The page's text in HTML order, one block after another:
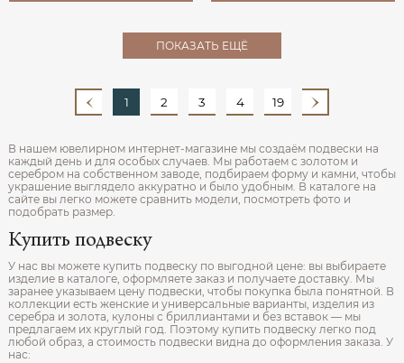
ПОКАЗАТЬ ЕЩЁ
1 2 3 4 19
В нашем ювелирном интернет‑магазине мы создаём подвески на
каждый день и для особых случаев. Мы работаем с золотом и
серебром на собственном заводе, подбираем форму и камни, чтобы
украшение выглядело аккуратно и было удобным. В каталоге на
сайте вы легко можете сравнить модели, посмотреть фото и
подобрать размер.
Купить подвеску
У нас вы можете купить подвеску по выгодной цене: вы выбираете
изделие в каталоге, оформляете заказ и получаете доставку. Мы
заранее указываем цену подвески, чтобы покупка была понятной. В
коллекции есть женские и универсальные варианты, изделия из
серебра и золота, кулоны с бриллиантами и без вставок — мы
предлагаем их круглый год. Поэтому купить подвеску легко под
любой образ, а стоимость подвески видна до оформления заказа. У
нас: